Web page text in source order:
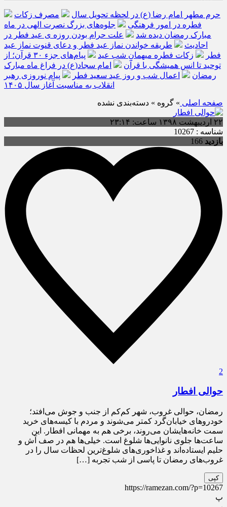
حرم مطهر امام رضا (ع) در لحظه تحویل سال
مصرف زکات
فطره در امور فرهنگی
جلوه‌های بزرگ نصرت الهی در ماه
مبارک رمضان دیده شد
علت حرام بودن روزه ی عید فطر در
احادیث
طریقه خواندن نماز عید فطر و دعای قنوت نماز عید
فطر
زکات فطره میهمانِ شب عید
پیام‌های جزء ۳۰ قرآن؛ از
توحید تا انس همیشگی با قرآن
امام سجاد(ع) در فراغ ماه مبارک
رمضان
اعمال شب و روز عید سعید فطر
پیام نوروزی رهبر
انقلاب به مناسبت آغاز سال ۱۴۰۵
صفحه اصلی » گروه » دسته‌بندی نشده
۲۲ اردیبهشت ۱۳۹۸ ساعت: ۲۳:۱۴
شناسه : 10267
بازدید 166
2
حوالی افطار
رمضان، حوالی غروب، شهر کم‌کم از جنب و جوش می‌افتد؛
خودروهای خیابان‌گرد کمتر می‌شوند و مردم با کیسه‌های خرید
سمت خانه‌هایشان می‌روند، برخی هم به مهمانی افطار. این
ساعت‌ها جلوی نانوایی‌ها شلوغ است. خیلی‌ها هم در صف آش و
حلیم ایستاده‌اند و غذاخوری‌های شلوغ‌ترین لحظات سال را در
غروب‌های رمضان تا پاسی از شب تجربه […]
کپی
https://ramezan.com/?p=10267
پ